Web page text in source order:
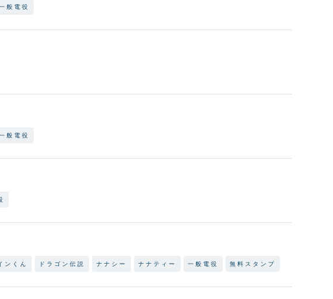
般電役
般電役
ンくん ドラゴン伝説 ナナシー ナナティー 一般電役 無料スタンプ